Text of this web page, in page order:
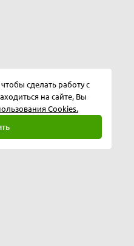
сделать работу с
на сайте, Вы
Cookies.